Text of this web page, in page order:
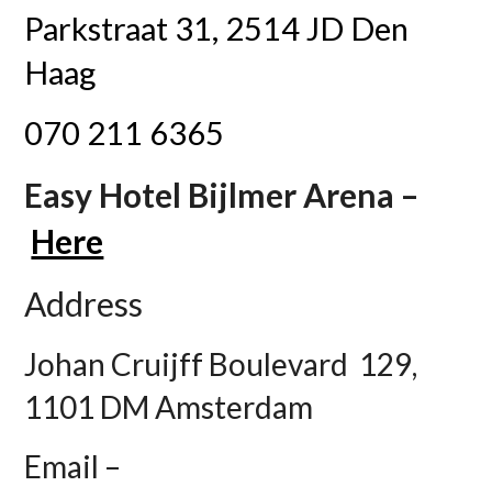
Parkstraat 31, 2514 JD Den
Haag
070 211 6365
Easy Hotel Bijlmer Arena –
Here
Address
Johan Cruijff Boulevard 129,
1101 DM Amsterdam
Email –